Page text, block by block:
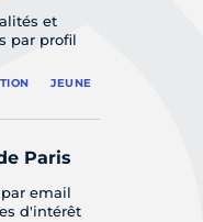
et
par profil
JEUNE
Paris
email
d'intérêt